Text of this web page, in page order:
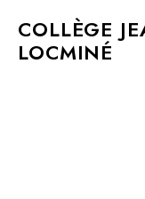
COLLÈGE
LOCMINÉ